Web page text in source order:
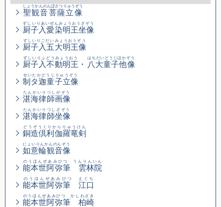
聖観音菩薩立像
しょうかんのんぼさつりゅうぞう
厨子入愛染明王坐像
ずしいりあいぜんみょうおうざぞう
厨子入五大明王像
ずしいりごだいみょうおうぞう
厨子入不動明王
ずしいりふどうみょうおう
・ 八大童子他像
はちだいどうじほかぞう
制タ迦童子立像
せいたかどうじりゅうぞう
湛海律師画像
たんかいりつしがぞう
湛海律師坐像
たんかいりつしざぞう
銅造倶利伽羅竜剣
どうぞうくりからりゅうけん
如意輪観音像
にょいりんかんのんぞう
能本世阿弥筆 雲林院
のうほんぜあみひつ うんりんいん
能本世阿弥筆 江口
のうほんぜあみひつ えぐち
能本世阿弥筆 柏崎
のうほんぜあみひつ かしわざき